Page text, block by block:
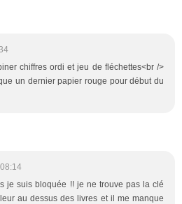
chiffres ordi et jeu de fléchettes<br />
un dernier papier rouge pour début du
je suis bloquée !! je ne trouve pas la clé
au dessus des livres et il me manque